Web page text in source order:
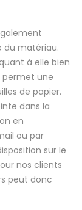
du matériau.
à elle bien
permet une
de papier.
dans la
en
ou par
sur le
nos clients
peut donc